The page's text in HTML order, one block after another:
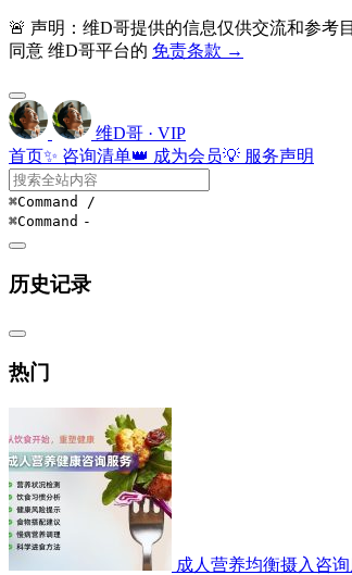
🚨 声明：维D哥提供的信息仅供交流和参考
同意 维D哥平台的 免责条款 →
维D哥 · VIP
首页✨ 咨询清单👑 成为会员💡 服务声明
⌘Command /
⌘Command -
历史记录
热门
成人营养均衡摄入咨